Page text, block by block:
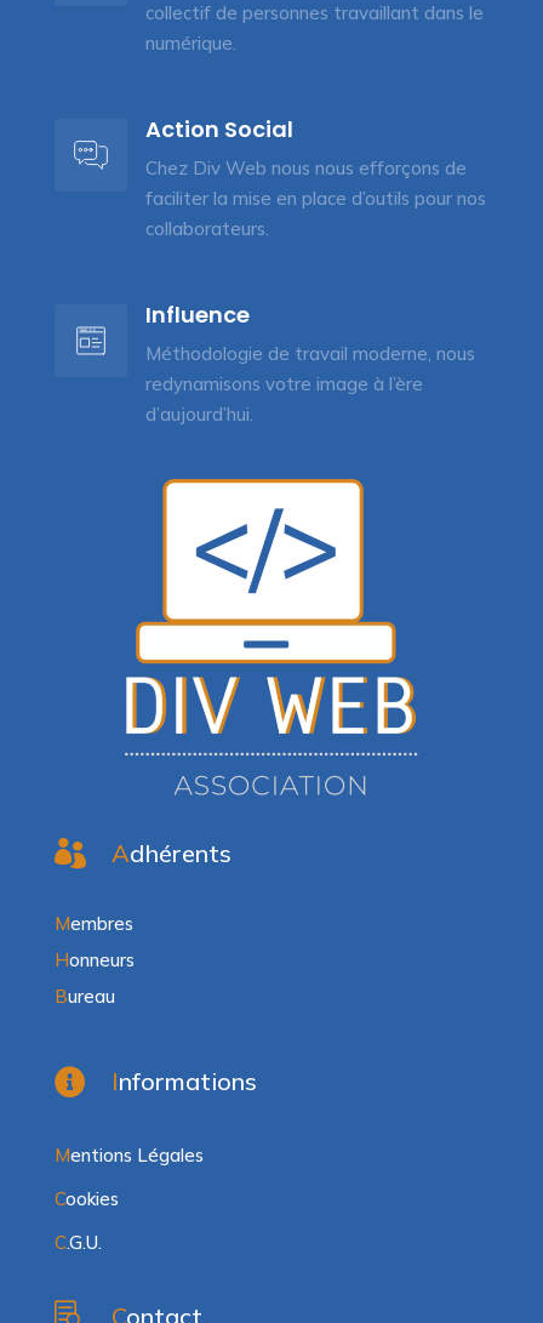
collectif de personnes travaillant dans le
numérique.
Action Social
Chez Div Web nous nous efforçons de
faciliter la mise en place d’outils pour nos
collaborateurs.
Influence
Méthodologie de travail moderne, nous
redynamisons votre image à l’ère
d’aujourd’hui.
 Adhérents
Membres
Honneurs
Bureau
 Informations
Mentions Légales
Cookies
C.G.U.
 Contact